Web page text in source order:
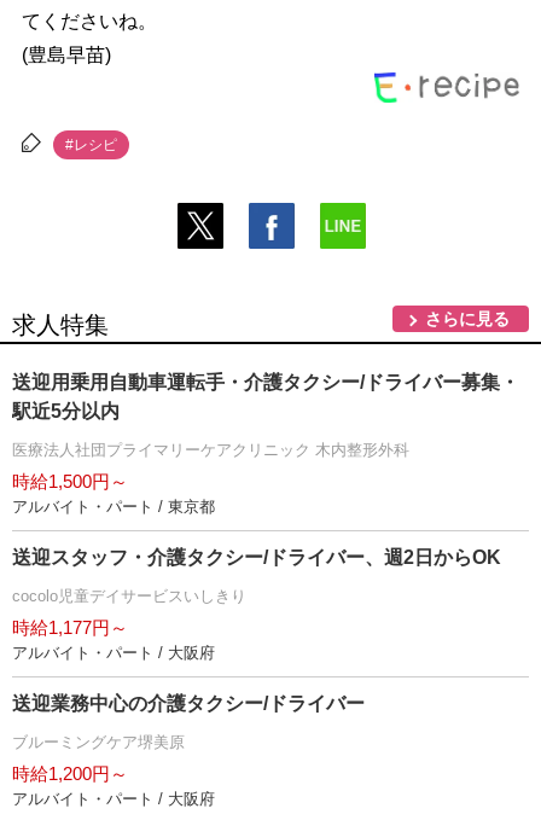
てくださいね。
(豊島早苗)
#レシピ
求人特集 さらに見る
送迎用乗用自動車運転手・介護タクシー/ドライバー募集・
駅近5分以内
医療法人社団プライマリーケアクリニック 木内整形外科
時給1,500円～
アルバイト・パート / 東京都
送迎スタッフ・介護タクシー/ドライバー、週2日からOK
cocolo児童デイサービスいしきり
時給1,177円～
アルバイト・パート / 大阪府
送迎業務中心の介護タクシー/ドライバー
ブルーミングケア堺美原
時給1,200円～
アルバイト・パート / 大阪府